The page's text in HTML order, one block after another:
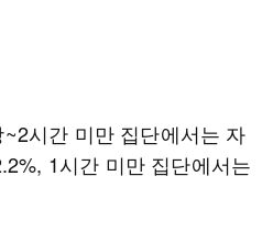
시간 미만 집단에서는 자
1시간 미만 집단에서는